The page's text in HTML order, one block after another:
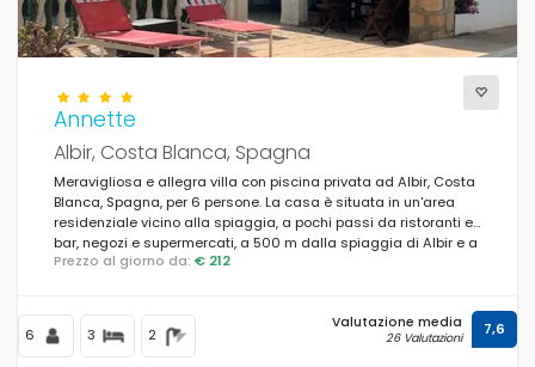
Servizi popolari
Condizioni
Opzionale
Distanze
Annette
Albir, Costa Blanca, Spagna
Meravigliosa e allegra villa con piscina privata ad Albir, Costa
Blanca, Spagna, per 6 persone. La casa è situata in un'area
residenziale vicino alla spiaggia, a pochi passi da ristoranti e
bar, negozi e supermercati, a 500 m dalla spiaggia di Albir e a
0,5 km da Albir.
Prezzo al giorno da: € 212
6 3 2
Valutazione media
26 Valutazioni 7,6